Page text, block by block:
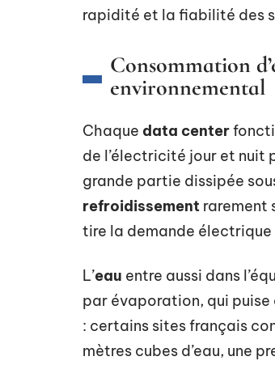
rapidité et la fiabilité des
Consommation
environnemental
Chaque data center
de l’électricité jour et nuit
grande partie dissipée
refroidissement rarement
tire la demande électrique
L’eau entre aussi dans
par évaporation, qui puise
: certains sites français
mètres cubes d’eau, une